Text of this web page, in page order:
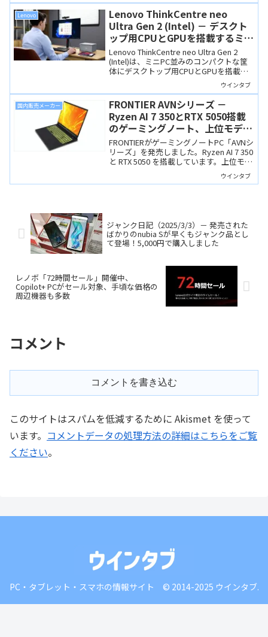
ルは特別サイト利用でお買い得。
Lenovo
Lenovo ThinkCentre neo
Ultra Gen 2 (Intel) － デスクト
ップ用CPUとGPUを搭載するミニ
PC級コンパクトデスクトップ
Lenovo ThinkCentre neo Ultra Gen 2
(Intel)は、ミニPC並みのコンパクトな筐
体にデスクトップ用CPUとGPUを搭載し
た高性能PCです。ハイエンドなミニPCの
ウインタブ
国内販売メーカー
FRONTIER AVNシリーズ －
Ryzen AI 7 350とRTX 5050搭載
のゲーミングノート、上位モデル
のAXNシリーズとどっちがいい？
FRONTIERがゲーミングノートPC「AVNシ
リーズ」を発売しました。Ryzen AI 7 350
と RTX 5050 を搭載しています。上位モデ
ルのAXNシリーズとは筐体が同じで価格
差もあまり大きくはないので、どちらに
ウインタブ
ジャンク日記（2025/3/3）－ 発売された
ばかりのnubia Sが早くもジャンク品とし
て登場！5,000円で購入しました
レノボ「72時間セール」開催中、
Copilot+ PCがセール対象、手頃な価格の
周辺機器も多数
コメント
コメントを書き込む
このサイトはスパムを低減するために Akismet を使って
います。 コメントデータの処理方法の詳細はこちらをご覧
ください。
PC・タブレット・スマホの情報サイト © 2014-2025 ウインタブ.